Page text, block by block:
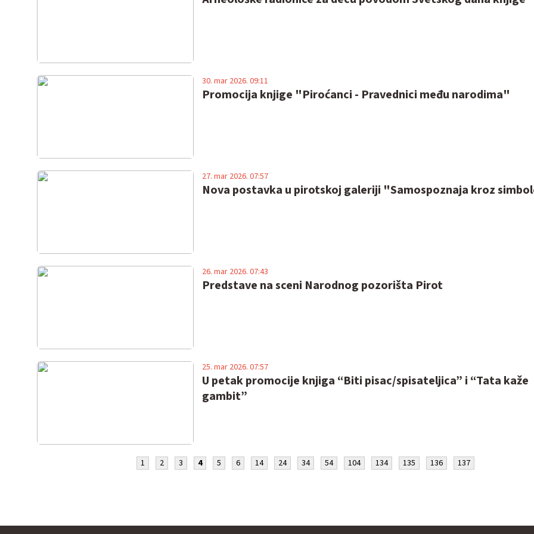
Promocija knjige "Piroćanci - Pravednici među narodima"
30. mar 2026. 09:11
Nova postavka u pirotskoj galeriji "Samospoznaja kroz
27. mar 2026. 07:57
Predstave na sceni Narodnog pozorišta Pirot
26. mar 2026. 07:43
U petak promocije knjiga “Biti pisac/spisateljica” i “Tata kaže
gambit”
25. mar 2026. 07:57
1 2 3 4 5 6 14 24 34 54 104 134 135 136 137